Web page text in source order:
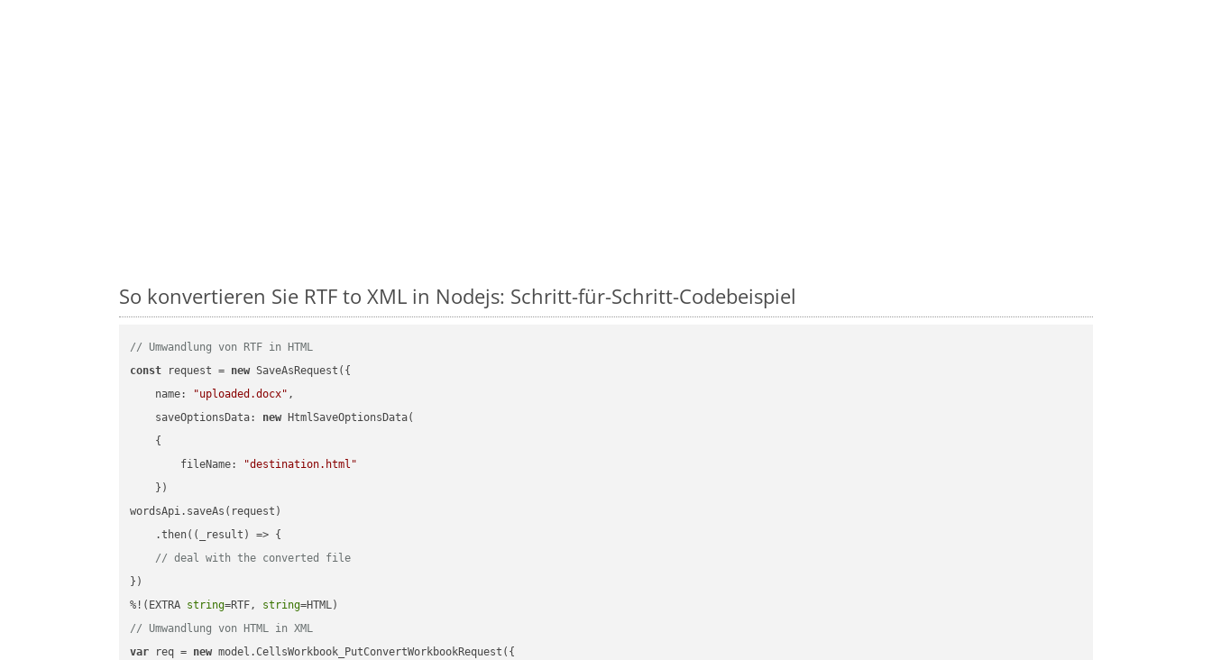
So konvertieren Sie RTF to XML in Nodejs: Schritt-für-Schritt-Codebeispiel
// Umwandlung von RTF in HTML
const request = new SaveAsRequest({
name: "uploaded.docx" ,
saveOptionsData: new HtmlSaveOptionsData(
    {
fileName:
"destination.html"
    })
wordsApi.saveAs(request)
    .then(
( _result ) => {
// deal with the converted file
})
%!(EXTRA string=RTF, string
// Umwandlung von HTML in XML
var req = new model.CellsWorkbook_PutConvertWorkbookRequest({